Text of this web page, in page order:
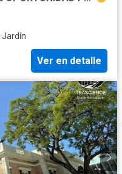
·Jardín
Ver en detalle